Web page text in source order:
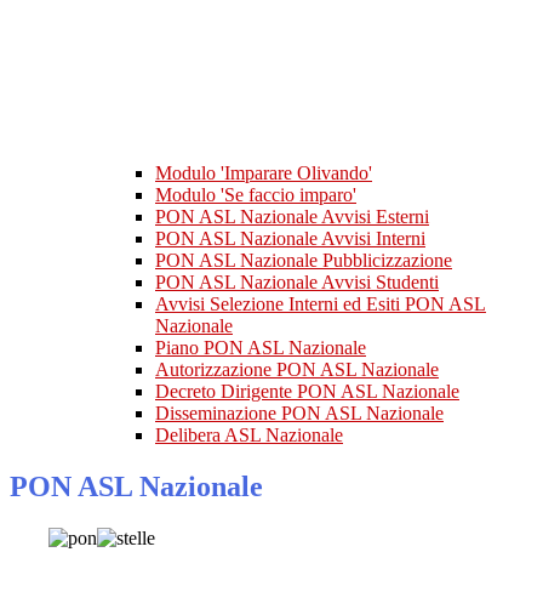
Modulo 'Imparare Olivando'
Modulo 'Se faccio imparo'
PON ASL Nazionale Avvisi Esterni
PON ASL Nazionale Avvisi Interni
PON ASL Nazionale Pubblicizzazione
PON ASL Nazionale Avvisi Studenti
Avvisi Selezione Interni ed Esiti PON ASL
Nazionale
Piano PON ASL Nazionale
Autorizzazione PON ASL Nazionale
Decreto Dirigente PON ASL Nazionale
Disseminazione PON ASL Nazionale
Delibera ASL Nazionale
PON ASL Nazionale